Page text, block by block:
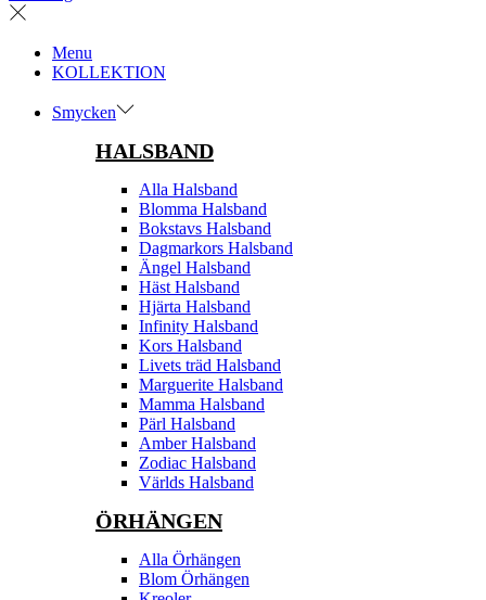
Menu
KOLLEKTION
Smycken
HALSBAND
Alla Halsband
Blomma Halsband
Bokstavs Halsband
Dagmarkors Halsband
Ängel Halsband
Häst Halsband
Hjärta Halsband
Infinity Halsband
Kors Halsband
Livets träd Halsband
Marguerite Halsband
Mamma Halsband
Pärl Halsband
Amber Halsband
Zodiac Halsband
Världs Halsband
ÖRHÄNGEN
Alla Örhängen
Blom Örhängen